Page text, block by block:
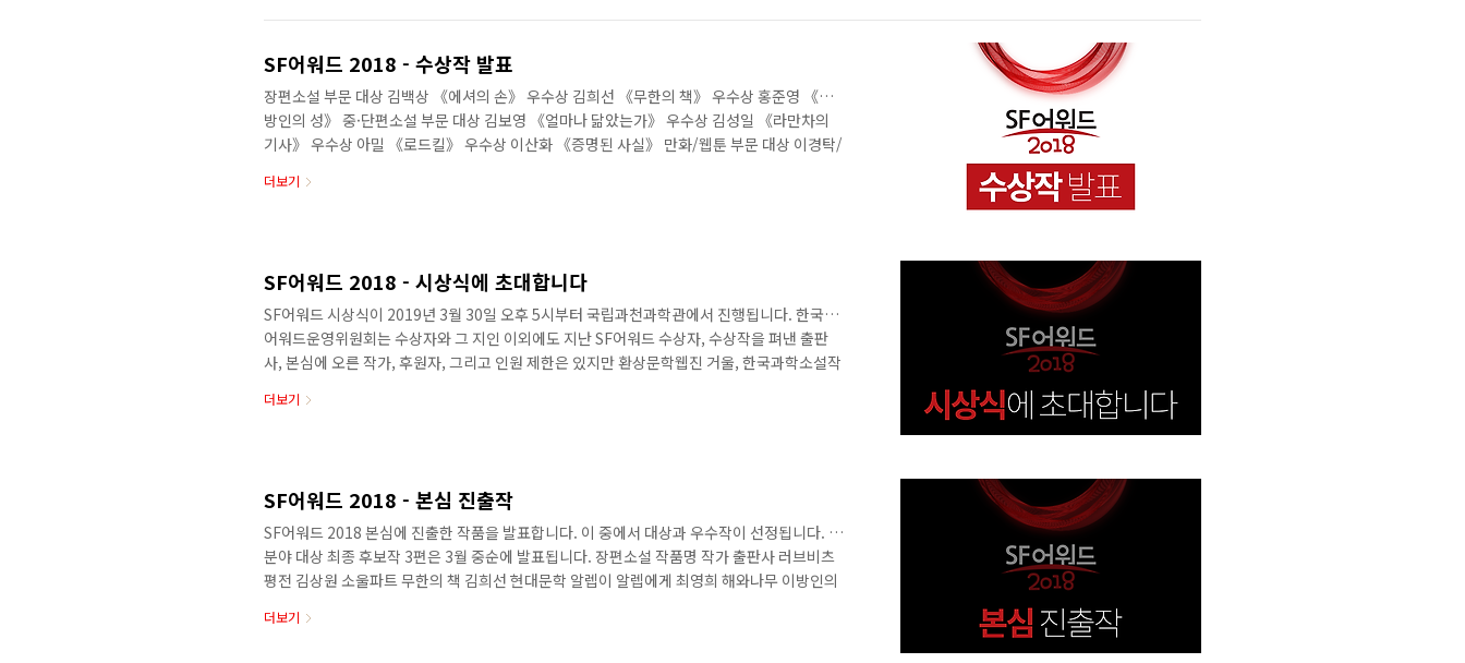
그런 생각이 들었습니다. 우주에는 무수히 많은 별처럼 무수히 많은 이야기가 존재하고 작가는
SF어워드 2018 - 수상작 발표
장편소설 부문 대상 김백상 《에셔의 손》 우수상 김희선 《무한의 책》 우수상 홍준영 《이
방인의 성》 중·단편소설 부문 대상 김보영 《얼마나 닮았는가》 우수상 김성일 《라만차의
기사》 우수상 아밀 《로드킬》 우수상 이산화 《증명된 사실》 만화/웹툰 부문 대상 이경탁/
대상 최수진 《오제이티: On the Job Training》 우수상 권혁준 《낙진》 우수상 봉준호
더보기
SF어워드 2018 - 시상식에 초대합니다
SF어워드 시상식이 2019년 3월 30일 오후 5시부터 국립과천과학관에서 진행됩니다. 한국SF
어워드운영위원회는 수상자와 그 지인 이외에도 지난 SF어워드 수상자, 수상작을 펴낸 출판
사, 본심에 오른 작가, 후원자, 그리고 인원 제한은 있지만 환상문학웹진 거울, 한국과학소설작
koreasf.award@gmail.com로 연락주시고 오셔서 수상자를 축하해주세요! 시상식 현장에
더보기
SF어워드 2018 - 본심 진출작
SF어워드 2018 본심에 진출한 작품을 발표합니다. 이 중에서 대상과 우수작이 선정됩니다. 각
분야 대상 최종 후보작 3편은 3월 중순에 발표됩니다. 장편소설 작품명 작가 출판사 러브비츠
평전 김상원 소울파트 무한의 책 김희선 현대문학 알렙이 알렙에게 최영희 해와나무 이방인의
황금가지 중·단편소설 작품명 작가 출판사/플랫폼 수록된 곳 어째서 고호관 크로스로드 만날
더보기